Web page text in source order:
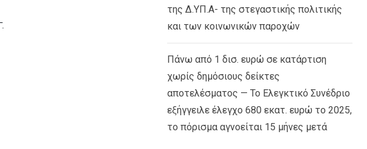
της Δ.ΥΠ.Α- της στεγαστικής πολιτικής
και των κοινωνικών παροχών
Πάνω από 1 δισ. ευρώ σε κατάρτιση
χωρίς δημόσιους δείκτες
αποτελέσματος — Το Ελεγκτικό Συνέδριο
εξήγγειλε έλεγχο 680 εκατ. ευρώ το 2025,
το πόρισμα αγνοείται 15 μήνες μετά